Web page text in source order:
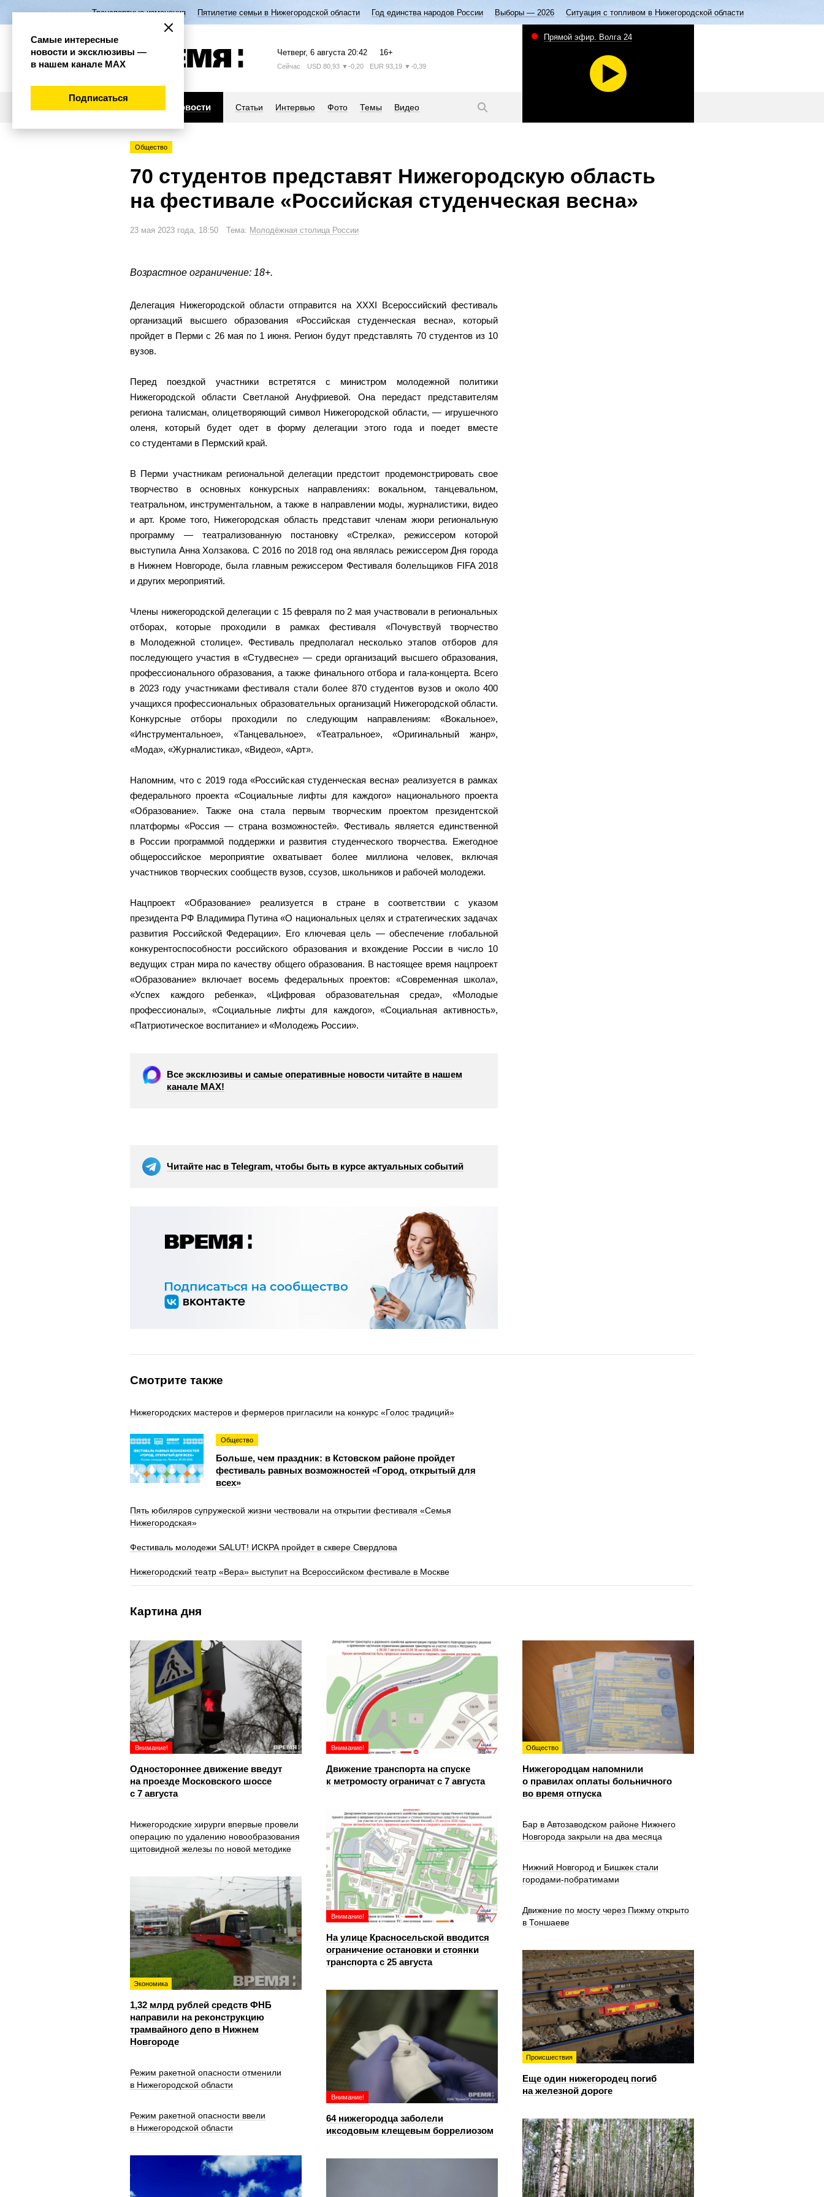
Транспортные изменения Пятилетие семьи в Нижегородской области Год единства народов России Выборы — 2026 Ситуация с топливом в Нижегородской области
Четверг, 6 августа 20:42 16+
Сейчас USD 80,93 ▼-0,20 EUR 93,19 ▼-0,39
Новости Статьи Интервью Фото Темы Видео
Прямой эфир. Волга 24
Общество
70 студентов представят Нижегородскую область
на фестивале «Российская студенческая весна»
23 мая 2023 года, 18:50 Тема: Молодёжная столица России
Возрастное ограничение: 18+.
Делегация Нижегородской области отправится на XXXI Всероссийский фестиваль
организаций высшего образования «Российская студенческая весна», который
пройдет в Перми с 26 мая по 1 июня. Регион будут представлять 70 студентов из 10
вузов.
Перед поездкой участники встретятся с министром молодежной политики
Нижегородской области Светланой Ануфриевой. Она передаст представителям
региона талисман, олицетворяющий символ Нижегородской области, — игрушечного
оленя, который будет одет в форму делегации этого года и поедет вместе
со студентами в Пермский край.
В Перми участникам региональной делегации предстоит продемонстрировать свое
творчество в основных конкурсных направлениях: вокальном, танцевальном,
театральном, инструментальном, а также в направлении моды, журналистики, видео
и арт. Кроме того, Нижегородская область представит членам жюри региональную
программу — театрализованную постановку «Стрелка», режиссером которой
выступила Анна Холзакова. С 2016 по 2018 год она являлась режиссером Дня города
в Нижнем Новгороде, была главным режиссером Фестиваля болельщиков FIFA 2018
и других мероприятий.
Члены нижегородской делегации с 15 февраля по 2 мая участвовали в региональных
отборах, которые проходили в рамках фестиваля «Почувствуй творчество
в Молодежной столице». Фестиваль предполагал несколько этапов отборов для
последующего участия в «Студвесне» — среди организаций высшего образования,
профессионального образования, а также финального отбора и гала-концерта. Всего
в 2023 году участниками фестиваля стали более 870 студентов вузов и около 400
учащихся профессиональных образовательных организаций Нижегородской области.
Конкурсные отборы проходили по следующим направлениям: «Вокальное»,
«Инструментальное», «Танцевальное», «Театральное», «Оригинальный жанр»,
«Мода», «Журналистика», «Видео», «Арт».
Напомним, что с 2019 года «Российская студенческая весна» реализуется в рамках
федерального проекта «Социальные лифты для каждого» национального проекта
«Образование». Также она стала первым творческим проектом президентской
платформы «Россия — страна возможностей». Фестиваль является единственной
в России программой поддержки и развития студенческого творчества. Ежегодное
общероссийское мероприятие охватывает более миллиона человек, включая
участников творческих сообществ вузов, ссузов, школьников и рабочей молодежи.
Нацпроект «Образование» реализуется в стране в соответствии с указом
президента РФ Владимира Путина «О национальных целях и стратегических задачах
развития Российской Федерации». Его ключевая цель — обеспечение глобальной
конкурентоспособности российского образования и вхождение России в число 10
ведущих стран мира по качеству общего образования. В настоящее время нацпроект
«Образование» включает восемь федеральных проектов: «Современная школа»,
«Успех каждого ребенка», «Цифровая образовательная среда», «Молодые
профессионалы», «Социальные лифты для каждого», «Социальная активность»,
«Патриотическое воспитание» и «Молодежь России».
Все эксклюзивы и самые оперативные новости читайте в нашем
канале МАХ!
Читайте нас в Telegram, чтобы быть в курсе актуальных событий
Смотрите также
Нижегородских мастеров и фермеров пригласили на конкурс «Голос традиций»
Общество
Больше, чем праздник: в Кстовском районе пройдет
фестиваль равных возможностей «Город, открытый для
всех»
Пять юбиляров супружеской жизни чествовали на открытии фестиваля «Семья
Нижегородская»
Фестиваль молодежи SALUT! ИСКРА пройдет в сквере Свердлова
Нижегородский театр «Вера» выступит на Всероссийском фестивале в Москве
Картина дня
Внимание!
Одностороннее движение введут
на проезде Московского шоссе
с 7 августа
Внимание!
Движение транспорта на спуске
к метромосту ограничат с 7 августа
Общество
Нижегородцам напомнили
о правилах оплаты больничного
во время отпуска
Внимание!
На улице Красносельской вводится
ограничение остановки и стоянки
транспорта с 25 августа
Нижегородские хирурги впервые провели
операцию по удалению новообразования
щитовидной железы по новой методике
Бар в Автозаводском районе Нижнего
Новгорода закрыли на два месяца
Нижний Новгород и Бишкек стали
городами-побратимами
Экономика
1,32 млрд рублей средств ФНБ
направили на реконструкцию
трамвайного депо в Нижнем
Новгороде
Движение по мосту через Пижму открыто
в Тоншаеве
Происшествия
Еще один нижегородец погиб
на железной дороге
Внимание!
64 нижегородца заболели
иксодовым клещевым боррелиозом
Режим ракетной опасности отменили
в Нижегородской области
Режим ракетной опасности ввели
в Нижегородской области
Самые интересные
новости и эксклюзивы —
в нашем канале МАХ
Подписаться